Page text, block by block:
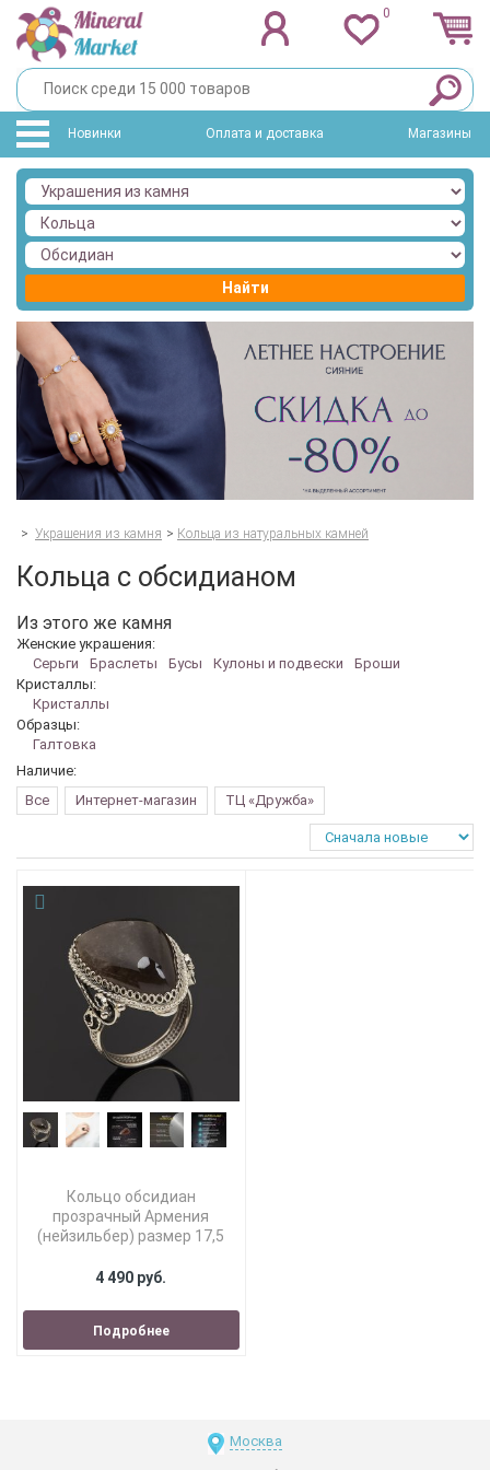
0
Новинки Оплата и доставка Магазины
Найти
> Украшения из камня > Кольца из натуральных камней
Кольца с обсидианом
Из этого же камня
Женские украшения:
Серьги
Браслеты Бусы Кулоны и подвески
Броши
Кристаллы:
Кристаллы
Образцы:
Галтовка
Наличие:
Все
Интернет-магазин ТЦ «Дружба»
Кольцо обсидиан
прозрачный Армения
(нейзильбер) размер 17,5
4 490 руб.
Подробнее
Москва